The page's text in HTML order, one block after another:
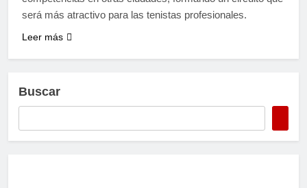
será más atractivo para las tenistas profesionales.
Leer más
Buscar